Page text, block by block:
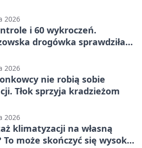
2026
i 60 wykroczeń.
drogówka sprawdziła
2026
nie robią sobie
Tłok sprzyja kradzieżom
2026
klimatyzacji na własną
To może skończyć się wysoką